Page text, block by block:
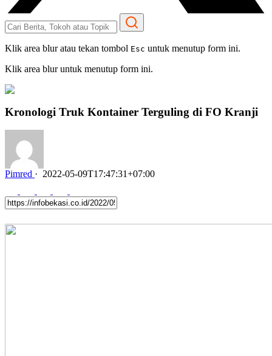
Klik area blur atau tekan tombol Esc untuk menutup form ini.
Klik area blur untuk menutup form ini.
Kronologi Truk Kontainer Terguling di FO Kranji
Pimred · 2022-05-09T17:47:31+07:00